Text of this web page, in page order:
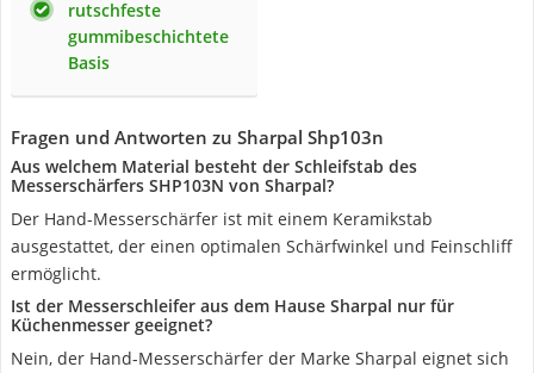
rutschfeste
gummibeschichtete
Basis
Fragen und Antworten zu Sharpal Shp103n
Aus welchem Material besteht der Schleifstab des
Messerschärfers SHP103N von Sharpal?
Der Hand-Messerschärfer ist mit einem Keramikstab
ausgestattet, der einen optimalen Schärfwinkel und Feinschliff
ermöglicht.
Ist der Messerschleifer aus dem Hause Sharpal nur für
Küchenmesser geeignet?
Nein, der Hand-Messerschärfer der Marke Sharpal eignet sich